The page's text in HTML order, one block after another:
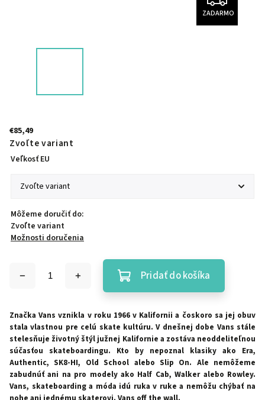
ZADARMO
€85,49
Zvoľte variant
Veľkosť EU
Môžeme doručiť do:
Zvoľte variant
Možnosti doručenia
Pridať do košíka
Značka Vans vznikla v roku 1966 v Kalifornii a čoskoro sa jej obuv
stala vlastnou pre celú skate kultúru. V dnešnej dobe Vans stále
stelesňuje životný štýl južnej Kalifornie a zostáva neoddeliteľnou
súčasťou skateboardingu. Kto by nepoznal klasiky ako Era,
Authentic, SK8-HI, Old School alebo Slip On. Ale nemôžeme
zabudnúť ani na pro modely ako Half Cab, Walker alebo Rowley.
Vans, skateboarding a móda idú ruka v ruke a nemôžu chýbať na